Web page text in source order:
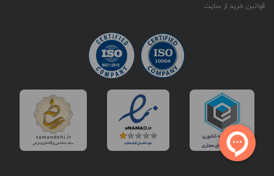
قوانین خرید از سایت